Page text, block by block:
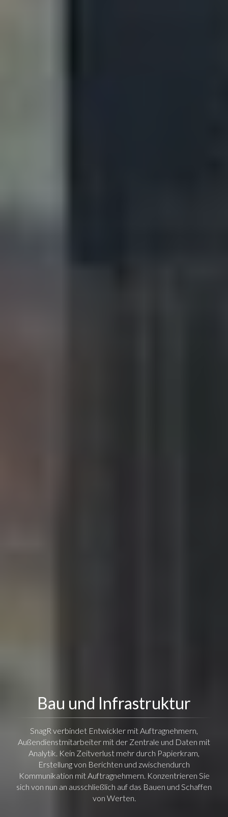
Bau und Infrastruktur
SnagR verbindet Entwickler mit Auftragnehmern,
Außendienstmitarbeiter mit der Zentrale und Daten mit
Analytik. Kein Zeitverlust mehr durch Papierkram,
Erstellung von Berichten und zwischendurch
Kommunikation mit Auftragnehmern. Konzentrieren Sie
sich von nun an ausschließlich auf das Bauen und Schaffen
von Werten.